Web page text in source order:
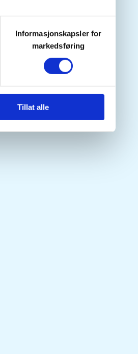
Informasjonskapsler for
markedsføring
Tillat alle